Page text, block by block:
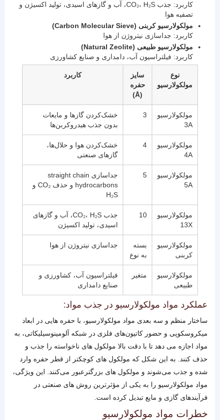
کاربرد: جذب CO₂، H₂S، آب و گازهای اسیدی، تولید اکسیژن و
تصفیه هوا
مولکولارسیو کربنی (Carbon Molecular Sieve)
کاربرد: جداسازی نیتروژن از هوا
مولکولارسیو طبیعی (Natural Zeolite)
کاربرد: فیلتراسیون آب، دامداری و صنایع کشاورزی
نوع
مولکولارسیو
سایز
حفره
(Å)
کاربرد
مولکولارسیو
3A
3
خشک‌کردن گازها و مایعات
بدون جذب هیدروکربن‌ها
مولکولارسیو
4A
4
خشک‌کردن هوا و حلال‌ها،
گازهای صنعتی
مولکولارسیو
5A
5
جداسازی straight chain
hydrocarbons و حذف CO₂ و
H₂S
مولکولارسیو
13X
10
جذب CO₂، H₂S، آب و گازهای
اسیدی، تولید اکسیژن
مولکولارسیو
کربنی
بسته
به نوع
جداسازی نیتروژن از هوا
مولکولارسیو
طبیعی
متغیر
فیلتراسیون آب، کشاورزی و
صنایع دامداری
عملکرد مواد مولکولارسیو در جذب مواد:
ساختار منظم و سه‌ بعدی مواد مولکولارسیو، با حفره‌ هایی در ابعاد
میکروسکوپی و حضور کاتیون‌های فلزی در شبکه آلومینوسیلیکاتی، به
مواد اجازه می‌ دهد تا با دقت بالا مولکول‌ های ناخواسته را جذب و
حذف کنند. به این شکل که مولکول‌ های کوچکتر از قطر حفره وارد
شده و جذب می‌شوند و مولکول‌ های بزرگترعبور می‌کنند. این ویژگی،
مواد مولکولارسیو را به یکی از مؤثرترین روش های صنعتی در
فرآیندهای گازی و مایع تبدیل کرده است.
خطرات مواد مولکولارسیو